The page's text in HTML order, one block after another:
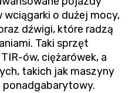
o dużej mocy,
dźwigi, które radzą
Taki sprzęt
ów, ciężarówek, a
takich jak maszyny